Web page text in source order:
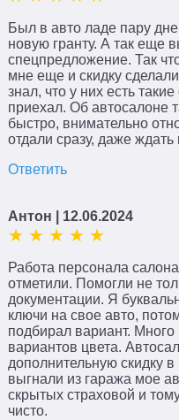
Был в авто ладе пару
новую гранту. А так еще
спецпредложение. Так
мне еще и скидку
знал, что у них есть
приехал. Об автосалоне
быстро, внимательно
отдали сразу, даже
Ответить
Антон | 12.06.2024
Работа персонала
отметили. Помогли не
документации. Я
ключи на свое авто,
подбирал вариант.
вариантов цвета.
дополнительную скидку
выгнали из гаража мое
скрытых страховой и
чисто.